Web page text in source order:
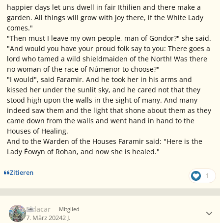
happier days let uns dwell in fair Ithilien and there make a
garden. All things will grow with joy there, if the White Lady
comes."
"Then must I leave my own people, man of Gondor?" she said.
"And would you have your proud folk say to you: There goes a
lord who tamed a wild shieldmaiden of the North! Was there
no woman of the race of Númenor to choose?"
"I would", said Faramir. And he took her in his arms and
kissed her under the sunlit sky, and he cared not that they
stood high upon the walls in the sight of many. And many
indeed saw them and the light that shone about them as they
came down from the walls and went hand in hand to the
Houses of Healing.
And to the Warden of the Houses Faramir said: "Here is the
Lady Éowyn of Rohan, and now she is healed."
Zitieren 1
Eldacar Mitglied
7. März 20242 J.